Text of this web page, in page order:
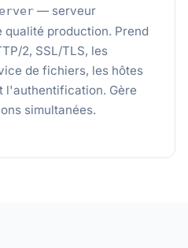
— serveur
qualité production. Prend
2, SSL/TLS, les
de fichiers, les hôtes
l'authentification. Gère
simultanées.